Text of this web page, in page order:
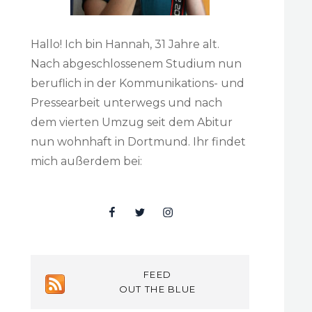
Hallo! Ich bin Hannah, 31 Jahre alt.
Nach abgeschlossenem Studium nun
beruflich in der Kommunikations- und
Pressearbeit unterwegs und nach
dem vierten Umzug seit dem Abitur
nun wohnhaft in Dortmund. Ihr findet
mich außerdem bei:
FacebookTwitterInsta
FEED
OUT THE BLUE